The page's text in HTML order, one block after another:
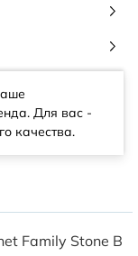
Для вас -
качества.
Family Stone В